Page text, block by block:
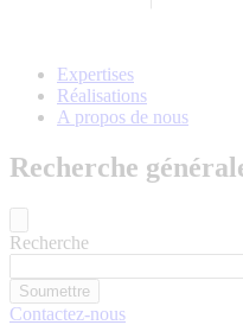
Expertises
Réalisations
A propos de nous
Recherche
Recherche
Contactez-nous